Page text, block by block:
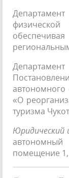
«О
туризма
Юридический
помещение 1,